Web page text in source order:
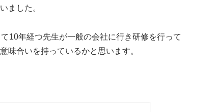
ました。
10年経つ先生が一般の会社に行き研修を行って
味合いを持っているかと思います。